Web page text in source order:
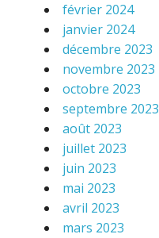
février 2024
janvier 2024
décembre 2023
novembre 2023
octobre 2023
septembre 2023
août 2023
juillet 2023
juin 2023
mai 2023
avril 2023
mars 2023